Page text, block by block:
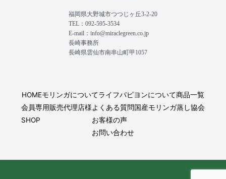
福岡県大野城市つつじヶ丘3-2-20
TEL：092-595-3534
E-mail：info@miraclegreen.co.jp
長崎事務所
長崎県雲仙市南串山町甲1057
HOMEモリンガについてライフパピヨンについて商品一覧
会員専用
SHOP
販売代理店様よくある質問
お客様の声
国産モリンガ蒸し協会
お問い合わせ